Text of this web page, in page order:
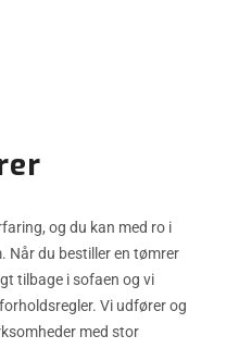
og du kan med ro i
Når du bestiller en tømrer
tilbage i sofaen og vi
Vi udfører og
med stor